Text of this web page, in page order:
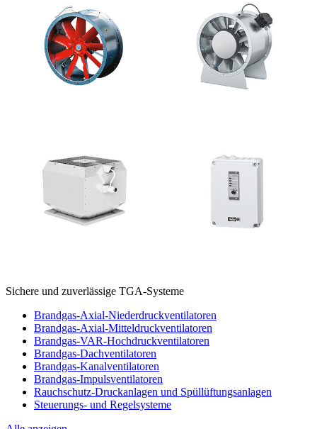
Sichere und zuverlässige TGA-Systeme
Brandgas-Axial-Niederdruckventilatoren
Brandgas-Axial-Mitteldruckventilatoren
Brandgas-VAR-Hochdruckventilatoren
Brandgas-Dachventilatoren
Brandgas-Kanalventilatoren
Brandgas-Impulsventilatoren
Rauchschutz-Druckanlagen und Spüllüftungsanlagen
Steuerungs- und Regelsysteme